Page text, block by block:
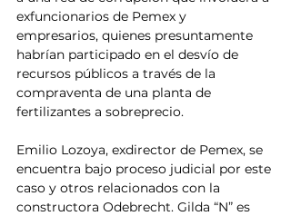
exfuncionarios de Pemex y
empresarios, quienes presuntamente
habrían participado en el desvío de
recursos públicos a través de la
compraventa de una planta de
fertilizantes a sobreprecio.
Emilio Lozoya, exdirector de Pemex, se
encuentra bajo proceso judicial por este
caso y otros relacionados con la
constructora Odebrecht. Gilda “N” es